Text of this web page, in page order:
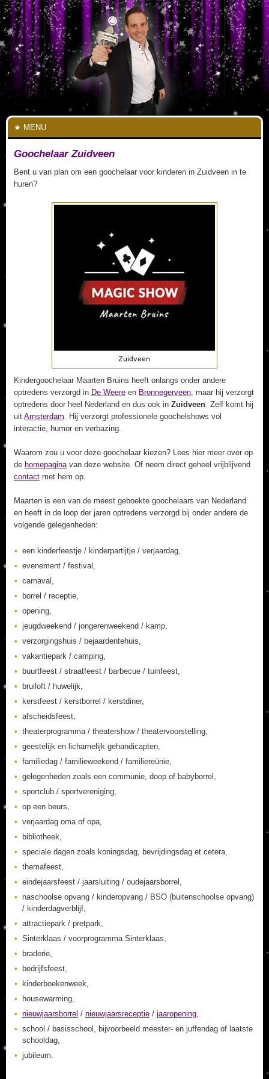
MENU
Goochelaar Zuidveen
Bent u van plan om een goochelaar voor kinderen in Zuidveen in te
huren?
Kindergoochelaar Maarten Bruins heeft onlangs onder andere
optredens verzorgd in De Weere en Bronnegerveen, maar hij verzorgt
optredens door heel Nederland en dus ook in Zuidveen. Zelf komt hij
uit Amsterdam. Hij verzorgt professionele goochelshows vol
interactie, humor en verbazing.
Waarom zou u voor deze goochelaar kiezen? Lees hier meer over op
de homepaginavan deze website. Of neem direct geheel vrijblijvend
contact met hem op.
Maarten is een van de meest geboekte goochelaars van Nederland
en heeft in de loop der jaren optredens verzorgd bij onder andere de
volgende gelegenheden:
een kinderfeestje / kinderpartijtje / verjaardag,
evenement / festival,
carnaval,
borrel / receptie,
opening,
jeugdweekend / jongerenweekend / kamp,
verzorgingshuis / bejaardentehuis,
vakantiepark / camping,
buurtfeest / straatfeest / barbecue / tuinfeest,
bruiloft / huwelijk,
kerstfeest / kerstborrel / kerstdiner,
afscheidsfeest,
theaterprogramma / theatershow / theatervoorstelling,
geestelijk en lichamelijk gehandicapten,
familiedag / familieweekend / familiereünie,
gelegenheden zoals een communie, doop of babyborrel,
sportclub / sportvereniging,
op een beurs,
verjaardag oma of opa,
bibliotheek,
speciale dagen zoals koningsdag, bevrijdingsdag et cetera,
themafeest,
eindejaarsfeest / jaarsluiting / oudejaarsborrel,
naschoolse opvang / kinderopvang / BSO (buitenschoolse opvang)
/ kinderdagverblijf,
attractiepark / pretpark,
Sinterklaas / voorprogramma Sinterklaas,
braderie,
bedrijfsfeest,
kinderboekenweek,
housewarming,
nieuwjaarsborrel / nieuwjaarsreceptie / jaaropening,
school / basisschool, bijvoorbeeld meester- en juffendag of laatste
schooldag,
jubileum.